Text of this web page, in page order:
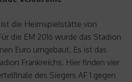
die Heimspielstätte von
die EM 2016 wurde das Stadion
Euro umgebaut. Es ist das
Frankreichs. Hier finden vier
des Siegers AF 1 gegen